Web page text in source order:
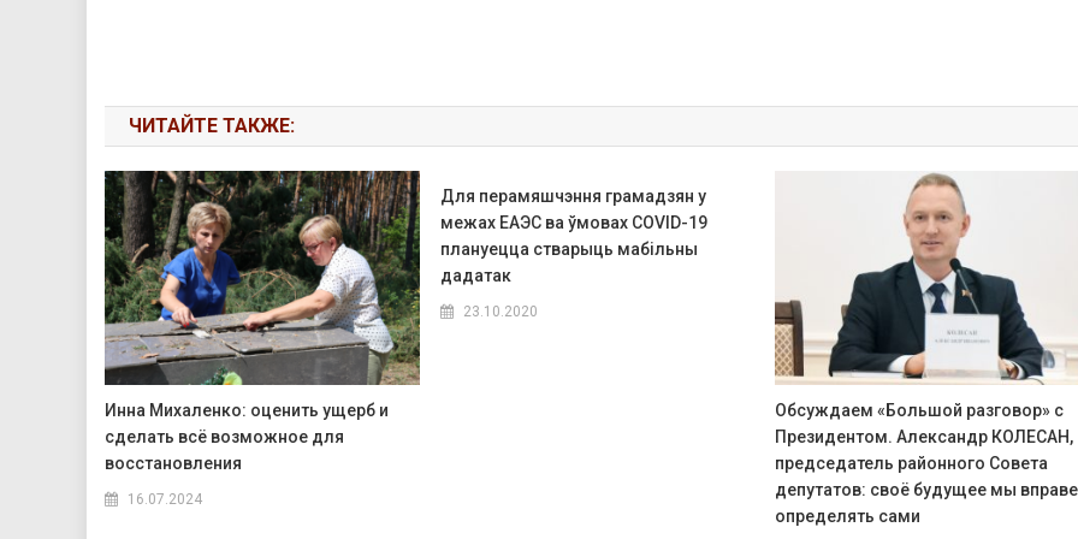
ЧИТАЙТЕ ТАКЖЕ:
Инна Михаленко: оценить ущерб и
сделать всё возможное для
восстановления
16.07.2024
Для перамяшчэння грамадзян у
межах ЕАЭС ва ўмовах COVID-19
плануецца стварыць мабільны
дадатак
23.10.2020
Обсуждаем «Большой разговор» с
Президентом. Александр КОЛЕСАН,
председатель районного Совета
депутатов: своё будущее мы вправе
определять сами